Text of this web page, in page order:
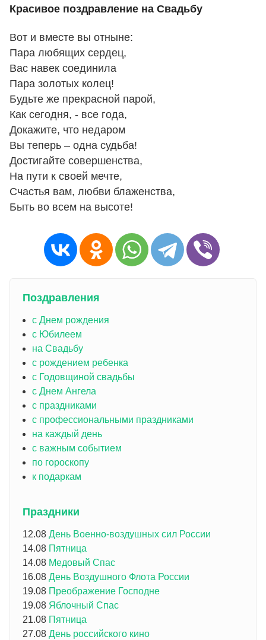
Красивое поздравление на Свадьбу
Вот и вместе вы отныне:
Пара любящих сердец,
Вас навек соединила
Пара золотых колец!
Будьте же прекрасной парой,
Как сегодня, - все года,
Докажите, что недаром
Вы теперь – одна судьба!
Достигайте совершенства,
На пути к своей мечте,
Счастья вам, любви блаженства,
Быть во всем на высоте!
Поздравления
с Днем рождения
с Юбилеем
на Свадьбу
с рождением ребенка
с Годовщиной свадьбы
с Днем Ангела
с праздниками
с профессиональными праздниками
на каждый день
с важным событием
по гороскопу
к подаркам
Праздники
12.08 День Военно-воздушных сил России
14.08 Пятница
14.08 Медовый Спас
16.08 День Воздушного Флота России
19.08 Преображение Господне
19.08 Яблочный Спас
21.08 Пятница
27.08 День российского кино